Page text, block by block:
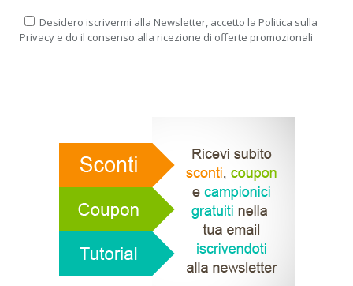
Desidero iscrivermi alla Newsletter, accetto la Politica sulla
Privacy e do il consenso alla ricezione di offerte promozionali